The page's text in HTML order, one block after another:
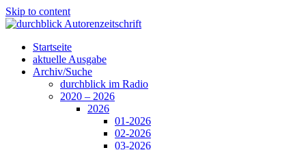
Skip to content
Startseite
aktuelle Ausgabe
Archiv/Suche
durchblick im Radio
2020 – 2026
2026
01-2026
02-2026
03-2026